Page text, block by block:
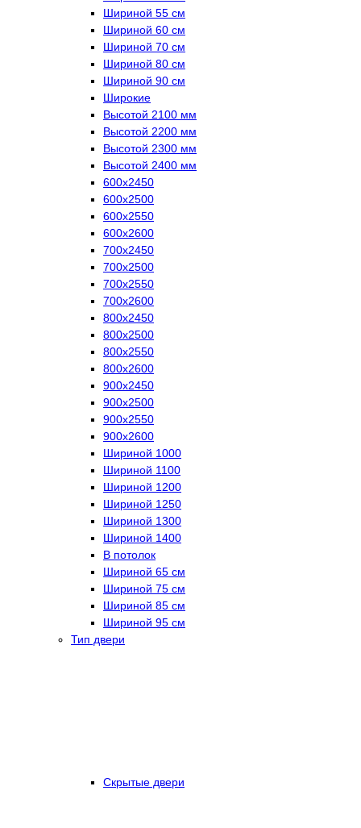
Шириной 55 см
Шириной 60 см
Шириной 70 см
Шириной 80 см
Шириной 90 см
Широкие
Высотой 2100 мм
Высотой 2200 мм
Высотой 2300 мм
Высотой 2400 мм
600х2450
600х2500
600х2550
600х2600
700х2450
700х2500
700х2550
700х2600
800х2450
800х2500
800х2550
800х2600
900х2450
900х2500
900х2550
900х2600
Шириной 1000
Шириной 1100
Шириной 1200
Шириной 1250
Шириной 1300
Шириной 1400
В потолок
Шириной 65 см
Шириной 75 см
Шириной 85 см
Шириной 95 см
Тип двери
Скрытые двери